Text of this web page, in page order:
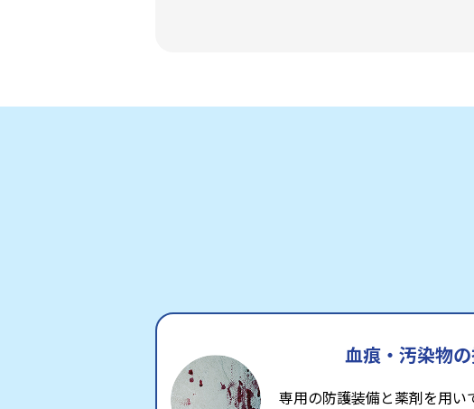
血痕・汚染物
専用の防護装備と薬剤を用い